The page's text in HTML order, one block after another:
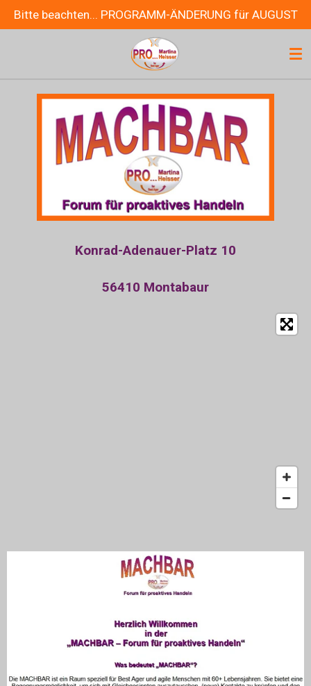
Zum
Hauptinhalt
Bitte beachten... PROGRAMM-ÄNDERUNG für AUGUST
Konrad-Adenauer-Platz 10
56410 Montabaur